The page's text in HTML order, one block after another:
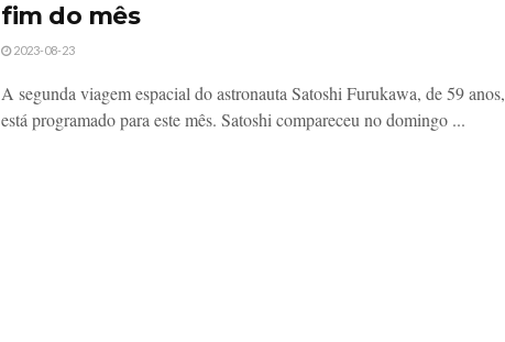
fim do mês
2023-08-23
A segunda viagem espacial do astronauta Satoshi Furukawa, de 59 anos,
está programado para este mês. Satoshi compareceu no domingo ...